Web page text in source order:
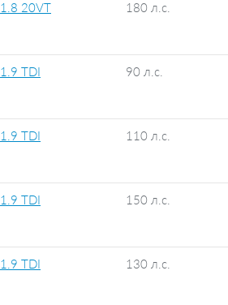
1.8 20VT 180 л.с.
1.9 TDI 90 л.с.
1.9 TDI 110 л.с.
1.9 TDI 150 л.с.
1.9 TDI 130 л.с.